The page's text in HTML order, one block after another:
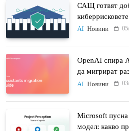
САЩ готвят
политически
AI Новини
OpenAI спира
да мигрират
AI Новини
Microsoft
модел: какво